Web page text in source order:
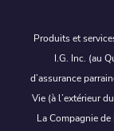
Produits et
I.G. Inc. (au
d’assurance
Vie (à l’extérieur
La Compagnie